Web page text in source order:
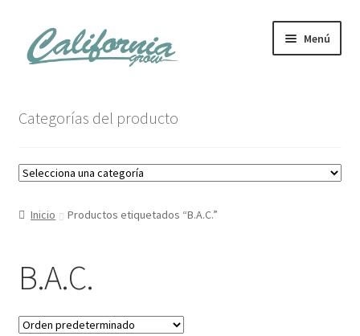
al
contenido
Menú
Carrito
Mi cuenta
Categorías del producto
Inicio Productos etiquetados “B.A.C.”
B.A.C.